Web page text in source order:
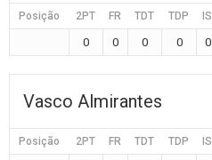
Posição 2PT FR TDT TDP IS
0 0 0 0 0
Vasco Almirantes
Posição 2PT FR TDT TDP IS